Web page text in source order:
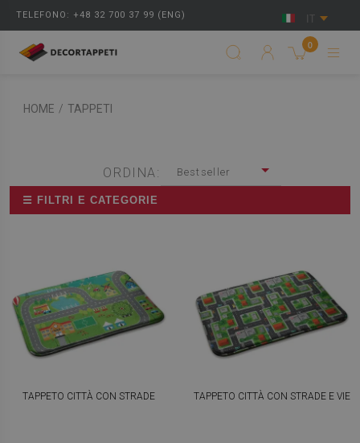
TELEFONO: +48 32 700 37 99 (ENG)
0
HOME / TAPPETI
ORDINA: Bestseller
☰ FILTRI E CATEGORIE
TAPPETO CITTÀ CON STRADE TAPPETO CITTÀ CON STRADE E VIE